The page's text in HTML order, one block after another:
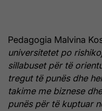
Pedagogia Malvina
universitetet po
sillabuset për të
tregut të punës dhe
takime me biznese
punës për të kuptuar